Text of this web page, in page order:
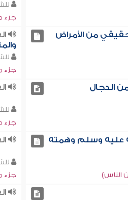
جزء
من الأمراض
جزء
الدجال
جزء
عليه وسلم وهمته
الناس)
جزء